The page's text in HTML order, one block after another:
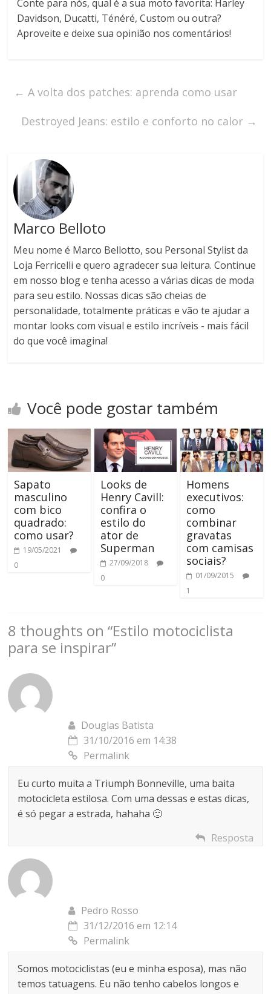
Conte para nós, qual é a sua moto favorita: Harley
Davidson, Ducatti, Ténéré, Custom ou outra?
Aproveite e deixe sua opinião nos comentários!
← A volta dos patches: aprenda como usar
Destroyed Jeans: estilo e conforto no calor →
Marco Belloto
Meu nome é Marco Bellotto, sou Personal Stylist da
Loja Ferricelli e quero agradecer sua leitura. Continue
em nosso blog e tenha acesso a várias dicas de moda
para seu estilo. Nossas dicas são cheias de
personalidade, totalmente práticas e vão te ajudar a
montar looks com visual e estilo incríveis - mais fácil
do que você imagina!
Você pode gostar também
Sapato
masculino
com bico
quadrado:
como usar?
19/05/2021
0
Looks de
Henry Cavill:
confira o
estilo do
ator de
Superman
27/09/2018
0
Homens
executivos:
como
combinar
gravatas
com camisas
sociais?
01/09/2015
1
8 thoughts on “Estilo motociclista
para se inspirar”
Douglas Batista
31/10/2016 em 14:38
Permalink
Eu curto muita a Triumph Bonneville, uma baita
motocicleta estilosa. Com uma dessas e estas dicas,
é só pegar a estrada, hahaha 🙂
Resposta
Pedro Rosso
31/12/2016 em 12:14
Permalink
Somos motociclistas (eu e minha esposa), mas não
temos tatuagens. Eu não tenho cabelos longos e